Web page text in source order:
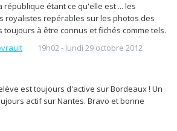
république étant ce qu'elle est ... les
royalistes repérables sur les photos des
à être connus et fichés comme tels.
19h02- lundi 29 octobre 2012
est toujours d'active sur Bordeaux ! Un
actif sur Nantes. Bravo et bonne